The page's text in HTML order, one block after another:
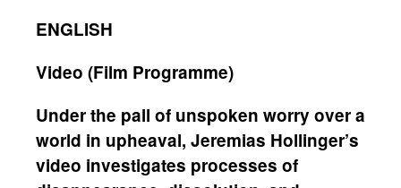
ENGLISH
Video (Film Programme)
Under the pall of unspoken worry over a
world in upheaval, Jeremias Hollinger’s
video investigates processes of